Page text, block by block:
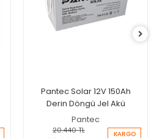
Pantec Solar 12V 150Ah
Derin Döngü Jel Akü
Pantec
20.440 TL KARGO